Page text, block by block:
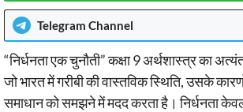
Telegram Channel
“निर्धनता एक चुनौती” कक्षा 9 अर्थशास्त्र का
जो भारत में गरीबी की वास्तविक स्थिति, उसके
समाधान को समझने में मदद करता है। निर्धनता